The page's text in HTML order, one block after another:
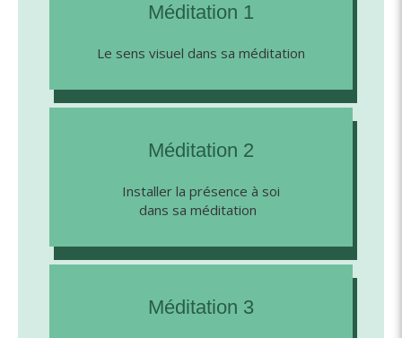
Méditation 1
Le sens visuel dans sa méditation
Méditation 2
Installer la présence à soi
dans sa méditation
Méditation 3